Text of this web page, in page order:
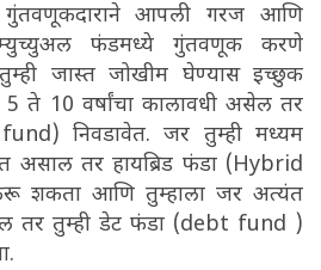
गुंतवणूकदाराने आपली गरज आणि
म्युच्युअल फंडमध्ये गुंतवणूक करणे
जास्त जोखीम घेण्यास इच्छुक
ते 10 वर्षांचा कालावधी असेल तर
निवडावेत. जर तुम्ही मध्यम
असाल तर हायब्रिड फंडा (Hybrid
शकता आणि तुम्हाला जर अत्यंत
तर तुम्ही डेट फंडा (debt fund )